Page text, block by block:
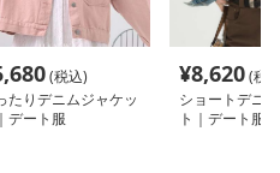
(税込)
たりデニムジャケッ
デート服
¥8,620(税
ショートデニ
ト｜デート服